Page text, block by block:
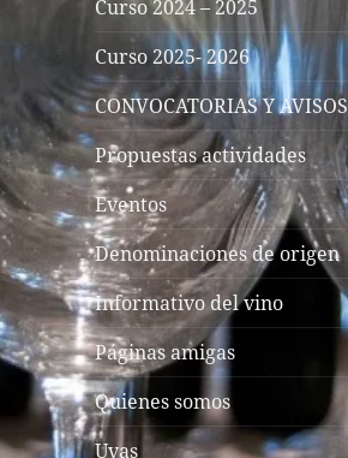
Curso 2024 – 2025
Curso 2025- 2026
CONVOCATORIAS Y AVISOS
Propuestas actividades
Eventos
Denominaciones de origen
Informativo del vino
Páginas amigas
Quienes somos
Uvas